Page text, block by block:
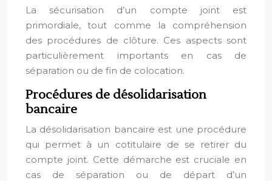
La sécurisation d’un compte joint est
primordiale, tout comme la compréhension
des procédures de clôture. Ces aspects sont
particulièrement importants en cas de
séparation ou de fin de colocation.
Procédures de désolidarisation
bancaire
La désolidarisation bancaire est une procédure
qui permet à un cotitulaire de se retirer du
compte joint. Cette démarche est cruciale en
cas de séparation ou de départ d’un